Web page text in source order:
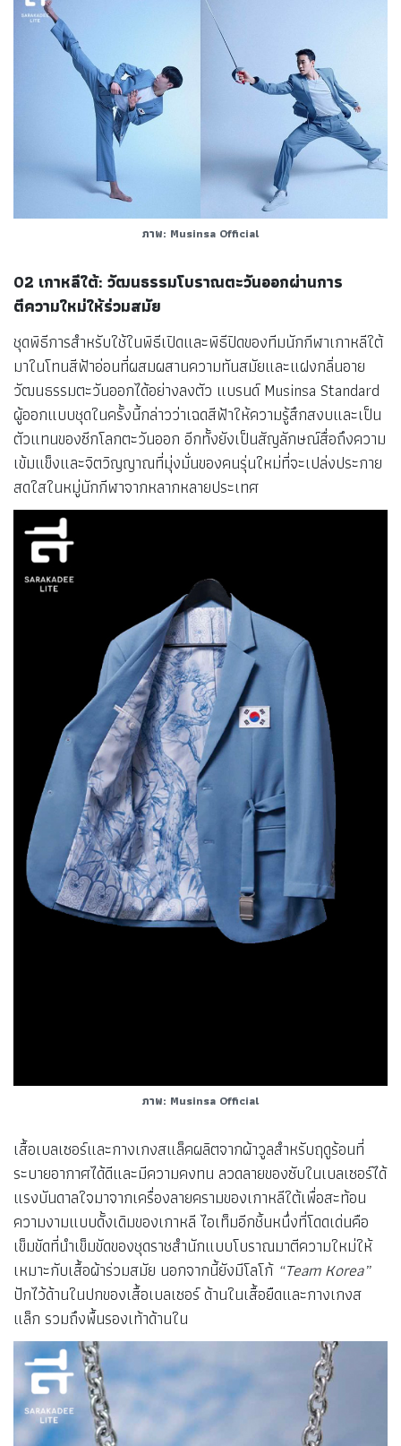
ภาพ: Musinsa Official
02 เกาหลีใต้: วัฒนธรรมโบราณตะวันออกผ่านการ
ตีความใหม่ให้ร่วมสมัย
ชุดพิธีการสำหรับใช้ในพิธีเปิดและพิธีปิดของทีมนักกีฬาเกาหลีใต้
มาในโทนสีฟ้าอ่อนที่ผสมผสานความทันสมัยและแฝงกลิ่นอาย
วัฒนธรรมตะวันออกได้อย่างลงตัว แบรนด์ Musinsa Standard
ผู้ออกแบบชุดในครั้งนี้กล่าวว่าเฉดสีฟ้าให้ความรู้สึกสงบและเป็น
ตัวแทนของซีกโลกตะวันออก อีกทั้งยังเป็นสัญลักษณ์สื่อถึงความ
เข้มแข็งและจิตวิญญาณที่มุ่งมั่นของคนรุ่นใหม่ที่จะเปล่งประกาย
สดใสในหมู่นักกีฬาจากหลากหลายประเทศ
ภาพ: Musinsa Official
เสื้อเบลเซอร์และกางเกงสแล็คผลิตจากผ้าวูลสำหรับฤดูร้อนที่
ระบายอากาศได้ดีและมีความคงทน ลวดลายของซับในเบลเซอร์ได้
แรงบันดาลใจมาจากเครื่องลายครามของเกาหลีใต้เพื่อสะท้อน
ความงามแบบดั้งเดิมของเกาหลี ไอเท็มอีกชิ้นหนึ่งที่โดดเด่นคือ
เข็มขัดที่นำเข็มขัดของชุดราชสำนักแบบโบราณมาตีความใหม่ให้
เหมาะกับเสื้อผ้าร่วมสมัย นอกจากนี้ยังมีโลโก้ “Team Korea”
ปักไว้ด้านในปกของเสื้อเบลเซอร์ ด้านในเสื้อยืดและกางเกงส
แล็ก รวมถึงพื้นรองเท้าด้านใน